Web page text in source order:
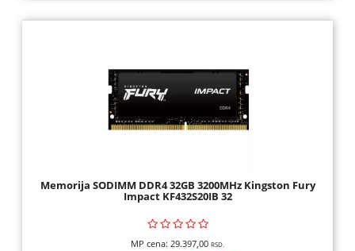
Memorija SODIMM DDR4 32GB 3200MHz Kingston Fury
Impact KF432S20IB 32
MP cena: 29.397,00 RSD.